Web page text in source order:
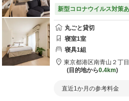
新型コロナウイルス対策
丸ごと貸切
寝室1室
寝具1組
東京都港区南青山２丁
目的地から0.4km
直近1か月の参考料金